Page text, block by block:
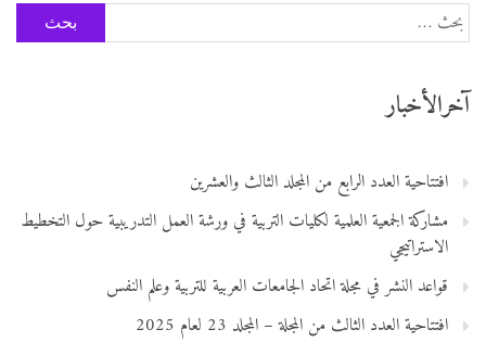
البحث
عن:
آخرالأخبار
افتتاحية العدد الرابع من المجلد الثالث والعشرين
مشاركة الجمعية العلمية لكليات التربية في ورشة العمل التدريبية حول التخطيط
الاستراتيجي
قواعد النشر في مجلة اتحاد الجامعات العربية للتربية وعلم النفس
افتتاحية العدد الثالث من المجلة – المجلد 23 لعام 2025